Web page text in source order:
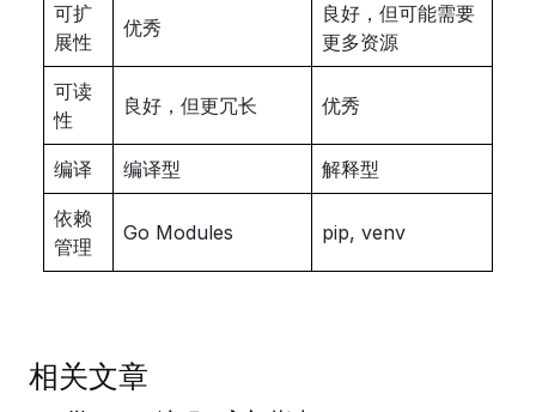
可扩
展性
优秀
良好，但可能需要
更多资源
可读
性
良好，但更冗长 优秀
编译 编译型 解释型
依赖
管理
Go Modules pip, venv
相关文章